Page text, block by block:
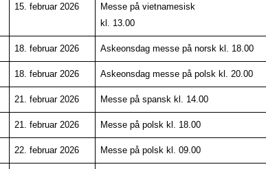
15. februar 2026
Messe på vietnamesisk
kl. 13.00
18. februar 2026 Askeonsdag messe på norsk kl. 18.00
18. februar 2026 Askeonsdag messe på polsk kl. 20.00
21. februar 2026 Messe på spansk kl. 14.00
21. februar 2026 Messe på polsk kl. 18.00
22. februar 2026 Messe på polsk kl. 09.00